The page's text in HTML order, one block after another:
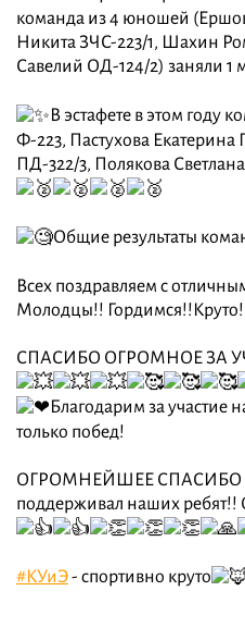
команда из 4 юношей
Никита ЗЧС-223/1, Шахин
Савелий ОД-124/2) заняли 1
В эстафете в этом году
Ф-223, Пастухова
ПД-322/3, Полякова
Общие результаты
Всех поздравляем с
Молодцы!!
СПАСИБО ОГРОМНОЕ ЗА
Благодарим за
только побед!
ОГРОМНЕЙШЕЕ СПАСИБО
поддерживал наших ребят!!
#КУиЭ- спортивно круто